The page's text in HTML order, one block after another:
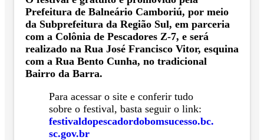
Prefeitura de Balneário Camboriú, por meio
da Subprefeitura da Região Sul, em parceria
com a Colônia de Pescadores Z-7, e será
realizado na Rua José Francisco Vitor, esquina
com a Rua Bento Cunha, no tradicional
Bairro da Barra.
Para acessar o site e conferir tudo
sobre o festival, basta seguir o link:
festivaldopescadordobomsucesso.bc.
sc.gov.br